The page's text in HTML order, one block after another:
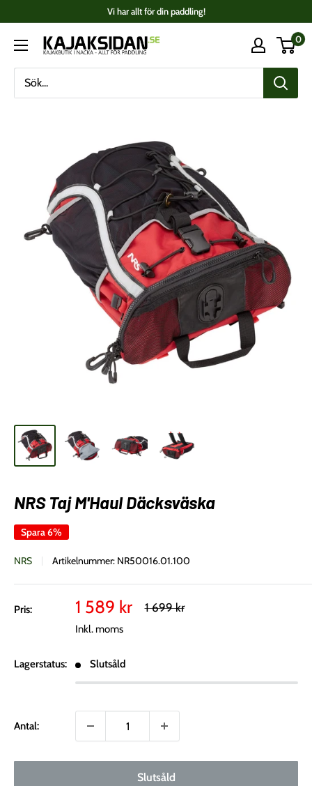
innehåll
Vi har allt för din paddling!
Kajaksidan
0
NRS Taj M'Haul Däcksväska
Spara 6%
NRS Artikelnummer: NR50016.01.100
Pris:
Vårt
pris
1 589 kr
Rekommenderat
1 699 kr
Inkl. moms
Lagerstatus: Slutsåld
Antal:
Slutsåld